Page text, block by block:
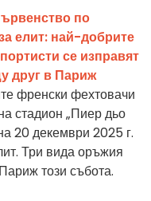
по
елит: най-добрите
се изправят
друг в Париж
френски фехтовачи
стадион „Пиер дьо
20 декември 2025 г.
Три вида оръжия
този събота.